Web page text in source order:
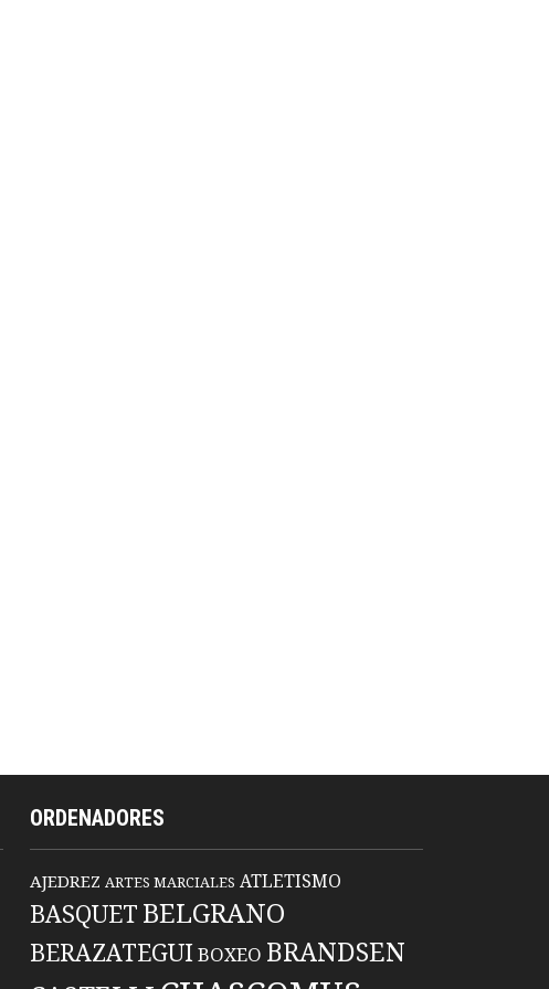
ORDENADORES
AJEDREZ ARTES MARCIALES ATLETISMO
BASQUET BELGRANO
BERAZATEGUIBOXEO BRANDSEN